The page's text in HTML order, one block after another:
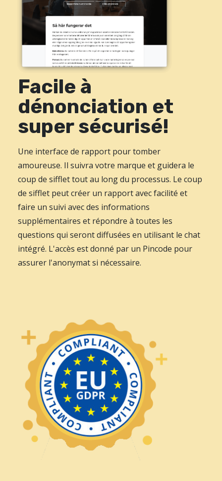
Facile à
dénonciation et
super sécurisé!
Une interface de rapport pour tomber
amoureuse. Il suivra votre marque et guidera le
coup de sifflet tout au long du processus. Le coup
de sifflet peut créer un rapport avec facilité et
faire un suivi avec des informations
supplémentaires et répondre à toutes les
questions qui seront diffusées en utilisant le chat
intégré. L'accès est donné par un Pincode pour
assurer l'anonymat si nécessaire.